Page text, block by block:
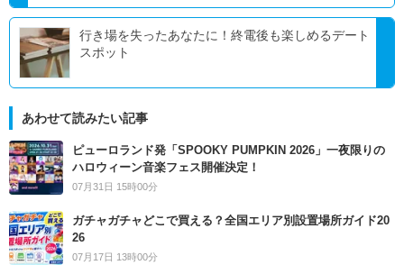
行き場を失ったあなたに！終電後も楽しめるデート
スポット
あわせて読みたい記事
ピューロランド発「SPOOKY PUMPKIN 2026」一夜限りの
ハロウィーン音楽フェス開催決定！
07月31日 15時00分
ガチャガチャどこで買える？全国エリア別設置場所ガイド20
26
07月17日 13時00分